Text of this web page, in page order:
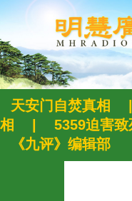
天安门自焚真相
相
5359迫害致
《九评》编辑部